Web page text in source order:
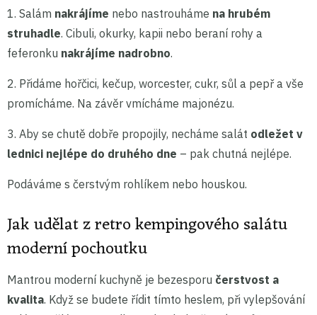
1. Salám nakrájíme nebo nastrouháme na hrubém
struhadle. Cibuli, okurky, kapii nebo beraní rohy a
feferonku nakrájíme nadrobno.
2. Přidáme hořčici, kečup, worcester, cukr, sůl a pepř a vše
promícháme. Na závěr vmícháme majonézu.
3. Aby se chutě dobře propojily, necháme salát odležet v
lednici nejlépe do druhého dne – pak chutná nejlépe.
Podáváme s čerstvým rohlíkem nebo houskou.
Jak udělat z retro kempingového salátu
moderní pochoutku
Mantrou moderní kuchyně je bezesporu čerstvost a
kvalita. Když se budete řídit tímto heslem, při vylepšování